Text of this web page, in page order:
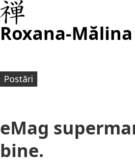
Roxana-
Postări
eMag
bine.